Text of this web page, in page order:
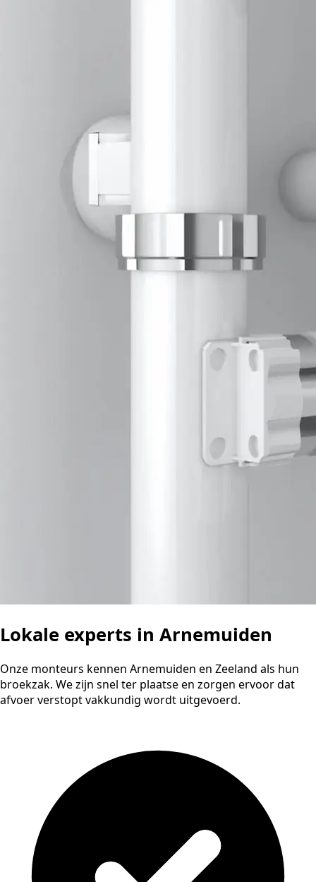
Lokale experts in Arnemuiden
Onze monteurs kennen Arnemuiden en Zeeland als hun
broekzak. We zijn snel ter plaatse en zorgen ervoor dat
afvoer verstopt vakkundig wordt uitgevoerd.